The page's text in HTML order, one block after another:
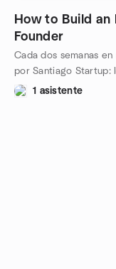
How to Build an
Founder
Cada dos semanas en
por Santiago Startup:
1 asistente